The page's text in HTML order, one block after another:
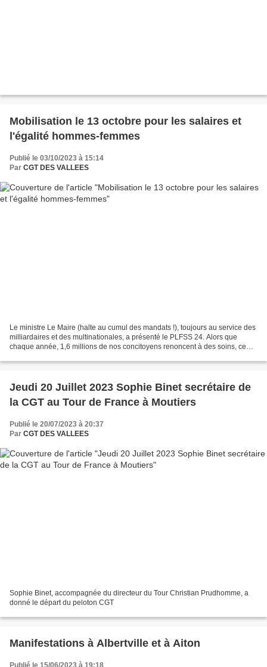
Mobilisation le 13 octobre pour les salaires et
l'égalité hommes-femmes
Publié le 03/10/2023 à 15:14
Par CGT DES VALLEES
Le ministre Le Maire (halte au cumul des mandats !), toujours au service des
milliardaires et des multinationales, a présenté le PLFSS 24. Alors que
chaque année, 1,6 millions de nos concitoyens renoncent à des soins, ce
Jeudi 20 Juillet 2023 Sophie Binet secrétaire de
la CGT au Tour de France à Moutiers
Publié le 20/07/2023 à 20:37
Par CGT DES VALLEES
Sophie Binet, accompagnée du directeur du Tour Christian Prudhomme, a
donné le départ du peloton CGT
Manifestations à Albertville et à Aiton
Publié le 15/06/2023 à 19:18